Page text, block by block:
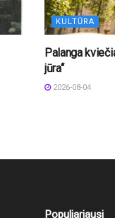
KULTŪRA
Palanga
jūra“
2026-08-04
Populiariausi